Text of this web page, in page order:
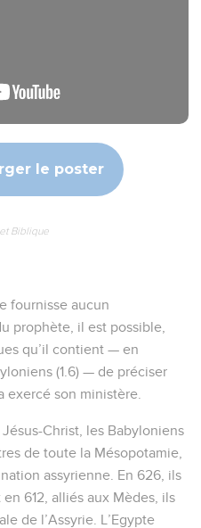
le poster
Biblique
fournisse aucun
prophète, il est possible,
qu’il contient — en
(1.6) — de préciser
exercé son ministère.
Christ, les Babyloniens
de toute la Mésopotamie,
assyrienne. En 626, ils
612, alliés aux Mèdes, ils
de l’Assyrie. L’Egypte